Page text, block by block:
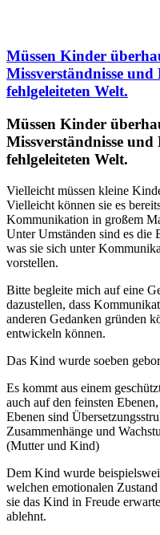
Müssen Kinder
Missverständnisse
fehlgeleiteten Welt.
Müssen Kinder
Missverständnisse
fehlgeleiteten Welt.
Vielleicht müssen kleine
Vielleicht können sie es
Kommunikation in großem
Unter Umständen sind es die
was sie sich unter
vorstellen.
Bitte begleite mich auf eine
dazustellen, dass
anderen Gedanken gründen
entwickeln können.
Das Kind wurde soeben
Es kommt aus einem
auch auf den feinsten
Ebenen sind
Zusammenhänge und
(Mutter und Kind)
Dem Kind wurde
welchen emotionalen
sie das Kind in Freude
ablehnt.